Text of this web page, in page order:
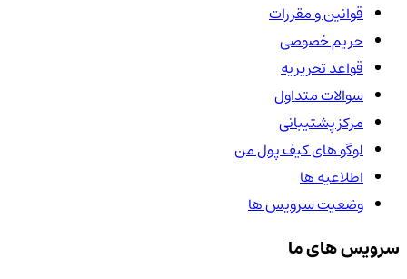
قوانین و مقررات
حریم خصوصی
قواعد تحریریه
سوالات متداول
مرکز پشتیبانی
لوگو های کیف پول من
اطلاعیه ها
وضعیت سرویس ها
سرویس های ما